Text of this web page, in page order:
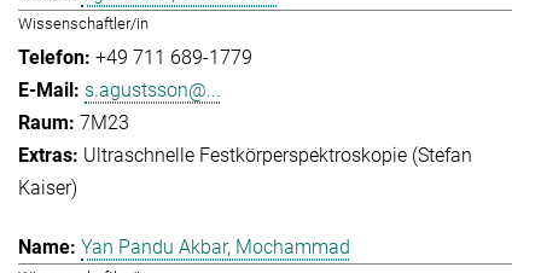
Wissenschaftler/in
+49 711 689-1779
s.agustsson@...
7M23
Ultraschnelle Festkörperspektroskopie (Stefan
Kaiser)
Yan Pandu Akbar, Mochammad